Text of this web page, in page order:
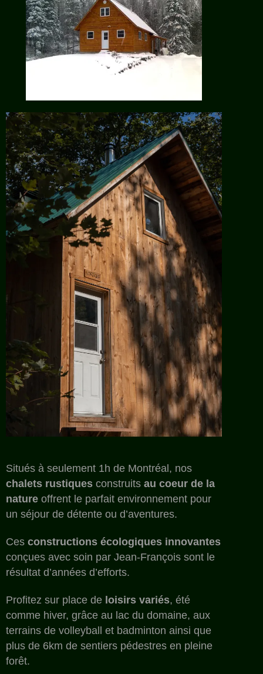
Situés à seulement 1h de Montréal, nos
chalets rustiques construits au coeur de la
nature offrent le parfait environnement pour
un séjour de détente ou d’aventures.
Ces constructions écologiques innovantes
conçues avec soin par Jean-François sont le
résultat d’années d’efforts.
Profitez sur place de loisirs variés, été
comme hiver, grâce au lac du domaine, aux
terrains de volleyball et badminton ainsi que
plus de 6km de sentiers pédestres en pleine
forêt.